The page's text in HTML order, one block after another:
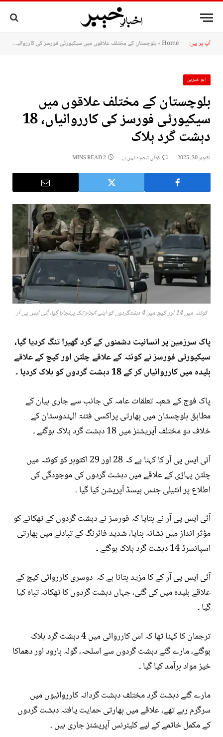
آپ پر ہیں: Home
»بلوچستان کے مختلف علاقوں میں سیکیورٹی فورسز کی کارروائیاں، 18 دہشت گرد ہلاک
اہم خبریں
بلوچستان کے مختلف علاقوں میں
سیکیورٹی فورسز کی کارروائیاں، 18
دہشت گرد ہلاک
اکتوبر 30, 2025 کوئی تبصرہ نہیں ہے۔ 2 MINS READ
کوئٹہ میں 14 اور کیچ میں 4 دہشتگردوں کو اپنے انجام تک پہنچایا گیا، آئی ایس پی آر
پاک سرزمین پر انسانیت دشمنوں کے گرد گھیرا تنگ کردیا گیا،
سیکیورٹی فورسز نے کوئٹہ کے علاقے چلتن اور کیچ کے علاقے
بلیدہ میں کارروائیاں کر کے 18 دہشت گردوں کو ہلاک کردیا ۔
پاک فوج کے شعبہ تعلقات عامہ کی جانب سے جاری بیان کے
مطابق بلوچستان میں بھارتی پراکسی فتنۃ الہندوستان کے
خلاف دو مختلف آپریشنز میں 18 دہشت گرد ہلاک ہوگئے ۔
آئی ایس پی آر کا کہنا ہے کہ 28 اور 29 اکتوبر کو کوئٹہ میں
چلتن پہاڑی کے علاقے میں دہشت گردوں کی موجودگی کی
اطلاع پر انٹیلی جنس بیسڈ آپریشن کیا گیا ۔
آئی ایس پی آر نے بتایا کہ فورسز نے دہشت گردوں کے ٹھکانے کو
مؤثر انداز میں نشانہ بنایا، شدید فائرنگ کے تبادلے میں بھارتی
اسپانسرڈ 14 دہشت گرد ہلاک ہوگئے ۔
آئی ایس پی آر کے کا مزید بتانا ہے کہ دوسری کارروائی کیچ کے
علاقے بلیدہ میں کی گئی، جہاں دہشت گردوں کا ٹھکانہ تباہ کیا
گیا ۔
ترجمان کا کہنا تھا کہ اس کارروائی میں 4 دہشت گرد ہلاک
ہوگئے، مارے گئے دہشت گردوں سے اسلحہ، گولہ بارود اور دھماکا
خیز مواد برآمد کیا گیا ۔
مارے گئے دہشت گرد مختلف دہشت گردانہ کارروائیوں میں
سرگرم رہے تھے، علاقے میں بھارتی حمایت یافتہ دہشت گردوں
کے مکمل خاتمے کے لیے کلیئرنس آپریشنز جاری ہیں ۔